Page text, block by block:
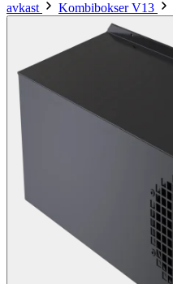
avkast
Kombibokser V13